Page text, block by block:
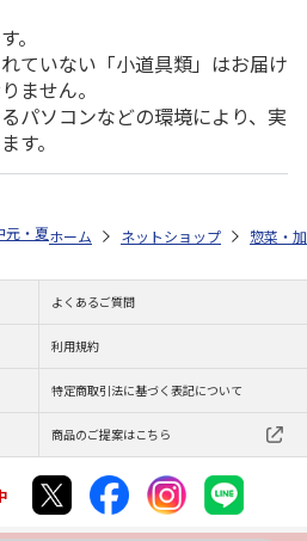
。
ていない「小道具類」はお届け
ません。
パソコンなどの環境により、実
す。
元・夏ギフト特集 2026 ゆうゆうギフト
ホーム ネットショップ 惣菜・
よくあるご質問
利用規約
特定商取引法に基づく表記について
商品のご提案はこちら